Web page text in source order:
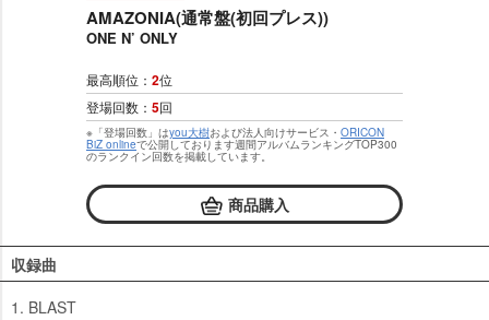
AMAZONIA(通常盤(初回プレス))
ONE N’ ONLY
最高順位： 2位
登場回数： 5回
※「登場回数」はyou大樹および法人向けサービス・ ORICON
BiZ onlineで公開しております週間アルバムランキングTOP300
のランクイン回数を掲載しています。
商品購入
収録曲
1. BLAST